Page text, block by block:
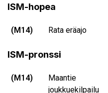
ISM-hopea
(M14) Rata eräajo
ISM-pronssi
(M14)
Maantie
joukkuekilpailu